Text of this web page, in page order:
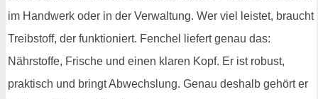
im Handwerk oder in der Verwaltung. Wer viel leistet, braucht
Treibstoff, der funktioniert. Fenchel liefert genau das:
Nährstoffe, Frische und einen klaren Kopf. Er ist robust,
praktisch und bringt Abwechslung. Genau deshalb gehört er